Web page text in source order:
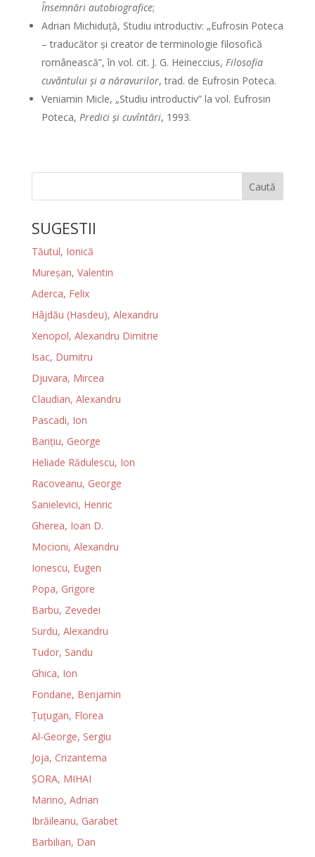
Însemnări autobiografice;
Adrian Michiduţă, Studiu introductiv: „Eufrosin Poteca
– traducător şi creator de terminologie filosofică
românească”, în vol. cit. J. G. Heineccius, Filosofia
cuvântului şi a năravurilor, trad. de Eufrosin Poteca.
Veniamin Micle, „Studiu introductiv” la vol. Eufrosin
Poteca, Predici şi cuvîntări, 1993.
Caută
SUGESTII
Tăutul, Ionică
Mureșan, Valentin
Aderca, Felix
Hâjdău (Hasdeu), Alexandru
Xenopol, Alexandru Dimitrie
Isac, Dumitru
Djuvara, Mircea
Claudian, Alexandru
Pascadi, Ion
Bariţiu, George
Heliade Rădulescu, Ion
Racoveanu, George
Sanielevici, Henric
Gherea, Ioan D.
Mocioni, Alexandru
Ionescu, Eugen
Popa, Grigore
Barbu, Zevedei
Surdu, Alexandru
Tudor, Sandu
Ghica, Ion
Fondane, Benjamin
Ţuţugan, Florea
Al-George, Sergiu
Joja, Crizantema
ȘORA, MIHAI
Marino, Adrian
Ibrăileanu, Garabet
Barbilian, Dan